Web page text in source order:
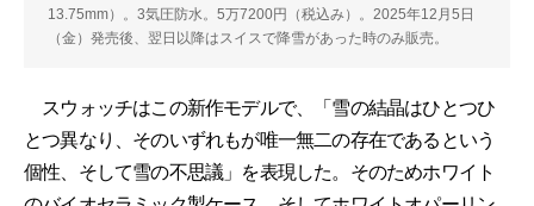
13.75mm）。3気圧防水。5万7200円（税込み）。2025年12月5日
（金）発売後、翌日以降はスイスで降雪があった時のみ販売。
スウォッチはこの新作モデルで、「雪の結晶はひとつひ
とつ異なり、そのいずれもが唯一無二の存在であるという
個性、そして雪の不思議」を表現した。そのためホワイト